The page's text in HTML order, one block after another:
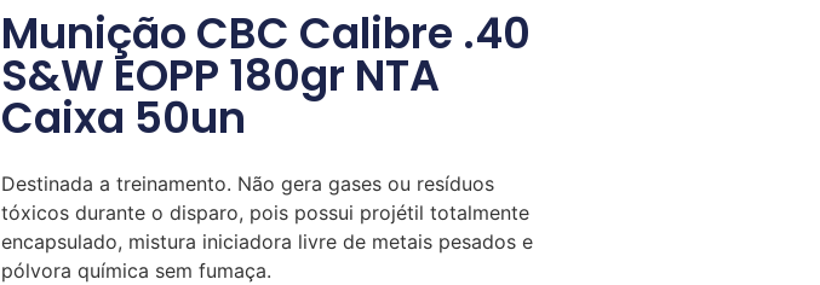
Munição CBC Calibre .40
S&W EOPP 180gr NTA
Caixa 50un
Destinada a treinamento. Não gera gases ou resíduos
tóxicos durante o disparo, pois possui projétil totalmente
encapsulado, mistura iniciadora livre de metais pesados e
pólvora química sem fumaça.